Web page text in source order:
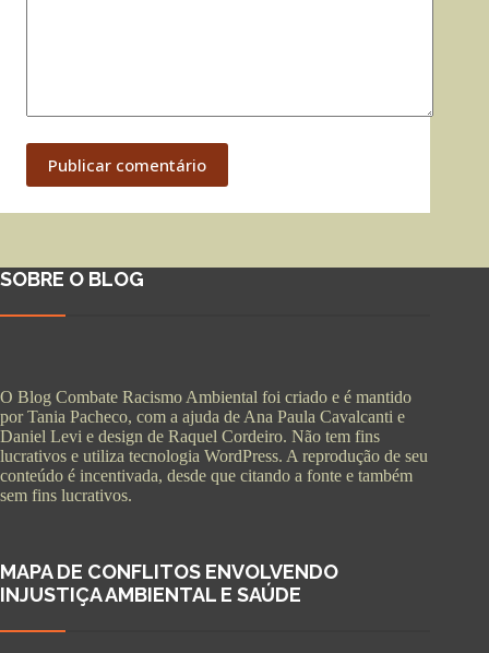
Publicar comentário
SOBRE O BLOG
O Blog Combate Racismo Ambiental foi criado e é mantido
por Tania Pacheco, com a ajuda de Ana Paula Cavalcanti e
Daniel Levi e design de Raquel Cordeiro. Não tem fins
lucrativos e utiliza tecnologia WordPress. A reprodução de seu
conteúdo é incentivada, desde que citando a fonte e também
sem fins lucrativos.
MAPA DE CONFLITOS ENVOLVENDO
INJUSTIÇA AMBIENTAL E SAÚDE